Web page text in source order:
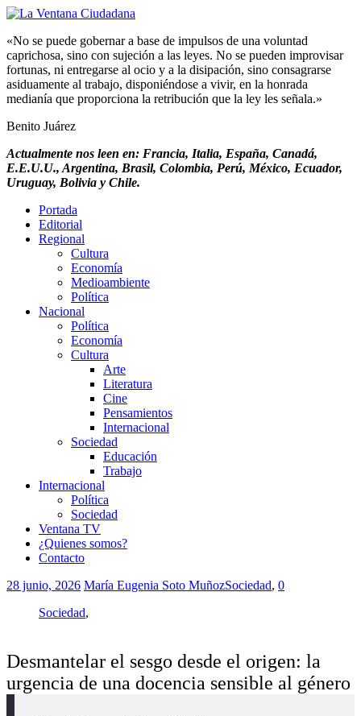
«No se puede gobernar a base de impulsos de una voluntad
caprichosa, sino con sujeción a las leyes. No se pueden improvisar
fortunas, ni entregarse al ocio y a la disipación, sino consagrarse
asiduamente al trabajo, disponiéndose a vivir, en la honrada
medianía que proporciona la retribución que la ley les señala.»
Benito Juárez
Actualmente nos leen en: Francia, Italia, España, Canadá,
E.E.U.U., Argentina, Brasil, Colombia, Perú, México, Ecuador,
Uruguay, Bolivia y Chile.
Portada
Editorial
Regional
Cultura
Economía
Medioambiente
Política
Nacional
Política
Economía
Cultura
Arte
Literatura
Cine
Pensamientos
Internacional
Sociedad
Educación
Trabajo
Internacional
Política
Sociedad
Ventana TV
¿Quienes somos?
Contacto
28 junio, 2026 María Eugenia Soto MuñozSociedad, 0
Sociedad,
Desmantelar el sesgo desde el origen: la
urgencia de una docencia sensible al género